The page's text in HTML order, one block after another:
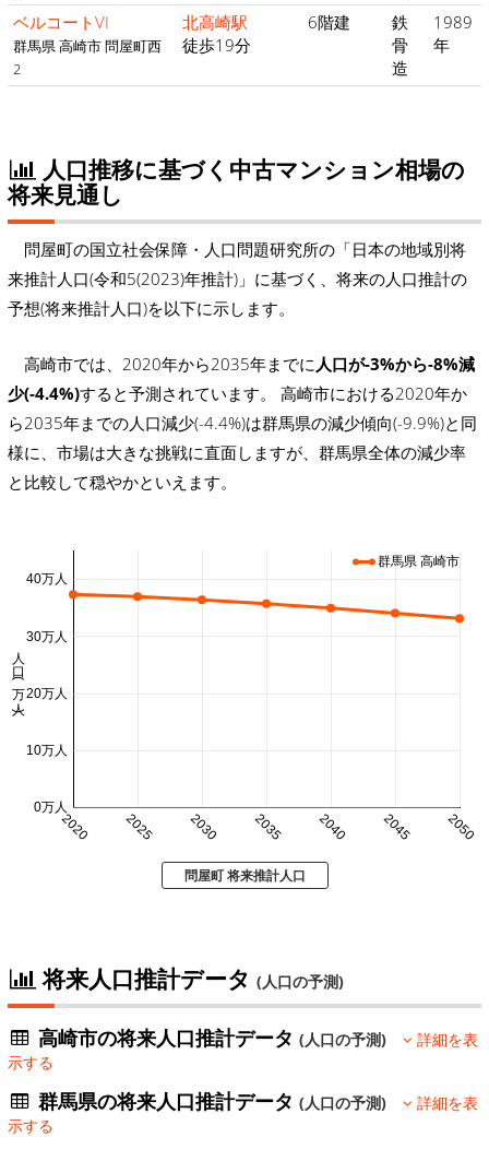
ベルコートVI
群馬県 高崎市 問屋町西
2
北高崎駅
徒歩19分
6階建
鉄
骨
造
1989
年
人口推移に基づく中古マンション相場の
将来見通し
問屋町の国立社会保障・人口問題研究所の「日本の地域別将
来推計人口(令和5(2023)年推計)」に基づく、将来の人口推計の
予想(将来推計人口)を以下に示します。
高崎市では、2020年から2035年までに 人口が-3%から-8%減
少(-4.4%)すると予測されています。 高崎市における2020年か
ら2035年までの人口減少(-4.4%)は群馬県の減少傾向(-9.9%)と同
様に、市場は大きな挑戦に直面しますが、群馬県全体の減少率
と比較して穏やかといえます。
2020 2025 2030 2035 2040 2045 2050
0万人
10万人
20万人
30万人
40万人
人口 (万人)
群馬県 高崎市
問屋町 将来推計人口
将来人口推計データ (人口の予測)
高崎市の将来人口推計データ(人口の予測)
詳細を表
示する
群馬県の将来人口推計データ(人口の予測)
詳細を表
示する